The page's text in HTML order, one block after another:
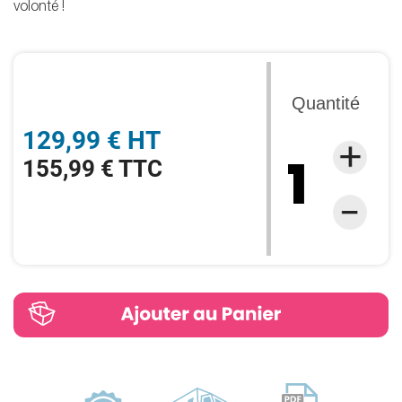
129,99 € HT
155,99 € TTC
Quantité
volonté !